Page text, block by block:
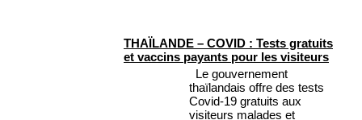
THAÏLANDE – COVID : Tests gratuits
et vaccins payants pour les visiteurs
Le gouvernement
thaïlandais offre des tests
Covid-19 gratuits aux
visiteurs malades et